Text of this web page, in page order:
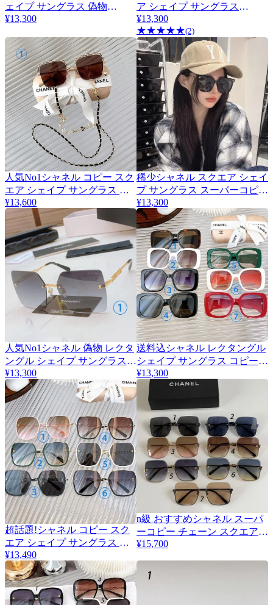
ェイプ サングラス 偽物
shd00749
¥13,300
ア シェイプ サングラス
shg84889
¥13,300
★★★★★(2)
人気No1シャネル コピー スク
エア シェイプ サングラス 全9
色 sha29082
¥13,600
稀少シャネル スクエア シェイ
プ サングラス スーパーコピー
shg14579
¥13,300
人気No1シャネル 偽物 レクタ
ングル シェイプ サングラス
全6色 shu63596
¥13,300
送料込シャネル レクタングル
シェイプ サングラス コピー
全7色 shn08661
¥13,300
6
超話題!シャネル コピー スク
エア シェイプ サングラス 全6
色 sho99677
¥13,490
n級 おすすめシャネル スーパ
ーコピー チェーン スクエア
メガネ 7色 shs80777
¥15,700